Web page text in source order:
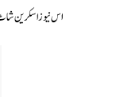
اس نیوز اسکرین شاٹ